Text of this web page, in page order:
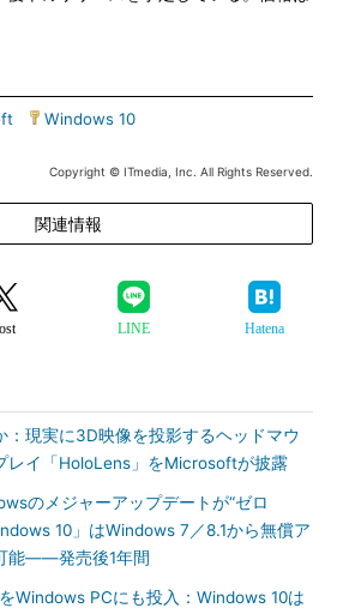
Windows 10
Copyright © ITmedia, Inc. All Rights Reserved.
関連情報
LINE Hatena
：現実に3D映像を投影するヘッドマウ
レイ「HoloLens」をMicrosoftが披露
のメジャーアップデートが“ゼロ
10」はWindows 7／8.1から無償ア
能――発売後1年間
Windows PCにも投入：Windows 10は